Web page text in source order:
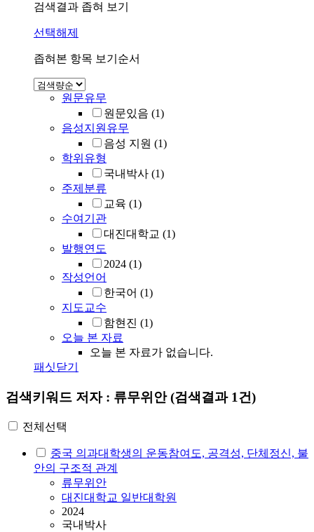
검색결과 좁혀 보기
선택해제
좁혀본 항목 보기순서
원문유무
원문있음 (1)
음성지원유무
음성 지원 (1)
학위유형
국내박사 (1)
주제분류
교육 (1)
수여기관
대진대학교 (1)
발행연도
2024 (1)
작성언어
한국어 (1)
지도교수
함현진 (1)
오늘 본 자료
오늘 본 자료가 없습니다.
패싯닫기
검색키워드 저자 : 류무위안(검색결과 1건)
전체선택
중국 의과대학생의 운동참여도, 공격성, 단체정신, 불
안의 구조적 관계
류무위안
대진대학교 일반대학원
2024
국내박사